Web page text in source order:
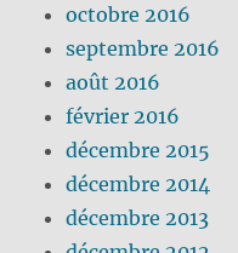
octobre 2016
septembre 2016
août 2016
février 2016
décembre 2015
décembre 2014
décembre 2013